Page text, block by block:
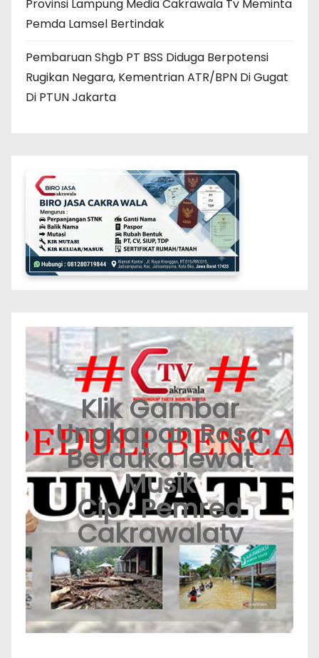
Provinsi Lampung Media Cakrawala Tv Meminta
Pemda Lamsel Bertindak
Pembaruan Shgb PT BSS Diduga Berpotensi
Rugikan Negara, Kementrian ATR/BPN Di Gugat
Di PTUN Jakarta
Klik Gambar
Ungkapan Rasa
Berduka lewat
Musik
Cip : Pemred
Cakrawalatv